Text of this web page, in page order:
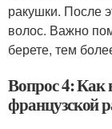
ракушки. После
волос. Важно
берете, тем
Вопрос 4: Как
французской